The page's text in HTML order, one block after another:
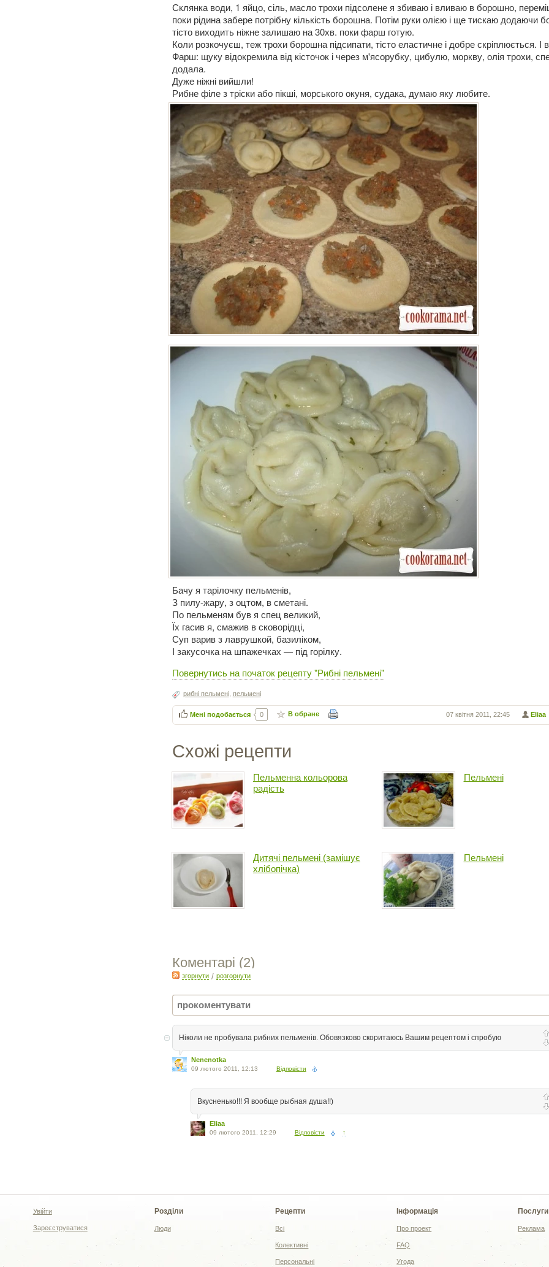
Склянка води, 1 яйцо, сіль, масло трохи підсолене я збиваю і вливаю в борошно,
поки рідина забере потрібну кількість борошна. Потім руки олією і ще тискаю додаючи
тісто виходить ніжне залишаю на 30хв. поки фарш готую.
Коли розкочуєш, теж трохи борошна підсипати, тісто еластичне і добре скріплюється. І
Фарш: щуку відокремила від кісточок і через м'ясорубку, цибулю, моркву, олія трохи,
додала.
Дуже ніжні вийшли!
Рибне філе з тріски або пікші, морського окуня, судака, думаю яку любите.
Бачу я тарілочку пельменів,
З пилу-жару, з оцтом, в сметані.
По пельменям був я спец великий,
Їх гасив я, смажив в сковорідці,
Суп варив з лаврушкой, базиліком,
І закусочка на шпажечках — під горілку.
Повернутись на початок рецепту "Рибні пельмені"
рибні пельмені, пельмені
Eliaa
07 квітня 2011, 22:45
Мені подобається 0 В обране
Схожі рецепти
Пельменна кольорова
радість
Пельмені
Дитячі пельмені (замішує
хлібопічка)
Пельмені
Коментарі (2)
згорнути/ розгорнути
Ніколи не пробувала рибних пельменів. Обовязково скоритаюсь Вашим рецептом і спробую
Nenenotka
09 лютого 2011, 12:13 Відповісти
Вкусненько!!! Я вообще рыбная душа!!)
Eliaa
09 лютого 2011, 12:29 Відповісти ↑
Увійти
Зареєструватися
Розділи
Люди
Рецепти
Всі
Колективні
Персональні
Інформація
Про проект
FAQ
Угода
Послуги
Реклама